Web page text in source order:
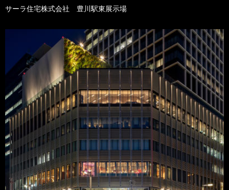
サーラ住宅株式会社 豊川駅東展示場